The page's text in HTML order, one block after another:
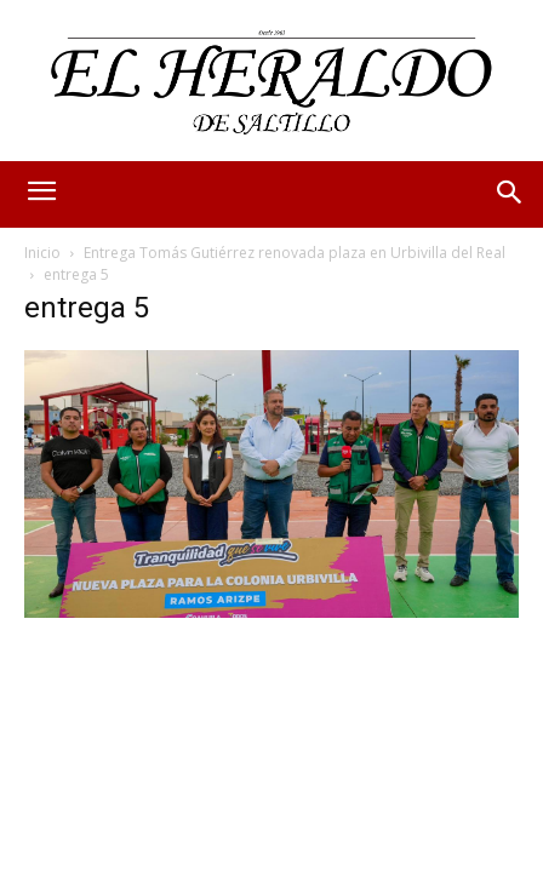
Inicio
Entrega Tomás Gutiérrez renovada plaza en Urbivilla del Real
entrega 5
entrega 5